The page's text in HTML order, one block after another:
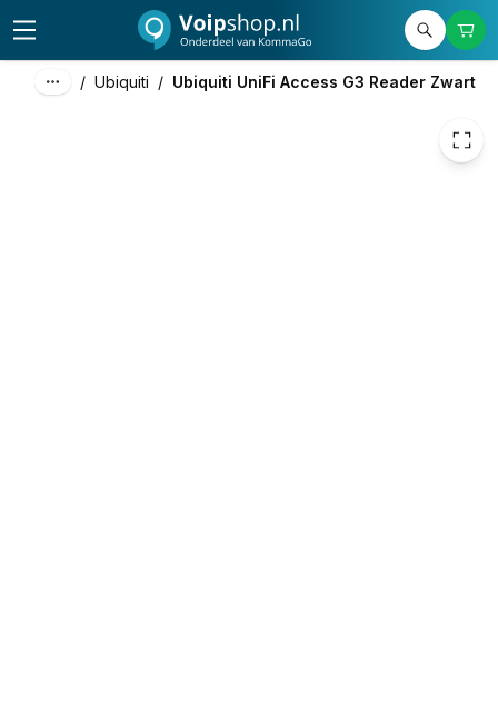
/ Ubiquiti / Ubiquiti UniFi Access G3 Reader Zwart
excl. btw
incl. btw